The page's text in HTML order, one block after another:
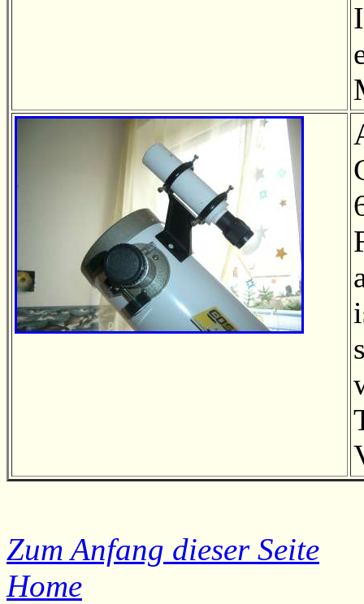
Zum Anfang dieser Seite
Home